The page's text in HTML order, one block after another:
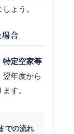
ょう。
合
特定空家等
翌年度から
す。
での流れ